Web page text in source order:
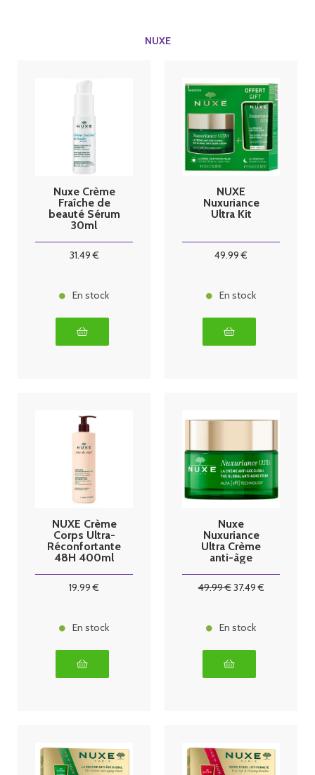
NUXE
Nuxe Crème
Fraîche de
beauté Sérum
30ml
31.49€
En stock
NUXE
Nuxuriance
Ultra Kit
49.99 €
En stock
NUXE Crème
Corps Ultra-
Réconfortante
48H 400ml
19.99 €
En stock
Nuxe
Nuxuriance
Ultra Crème
anti-âge
49.99€37.49€
En stock